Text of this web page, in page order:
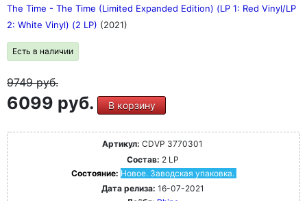
The Time - The Time (Limited Expanded Edition) (LP 1: Red Vinyl/LP
2: White Vinyl) (2 LP) (2021)
Есть в наличии
9749руб.
6099 руб. В корзину
Артикул: CDVP 3770301
Состав: 2 LP
Состояние: Новое. Заводская упаковка.
Дата релиза: 16-07-2021